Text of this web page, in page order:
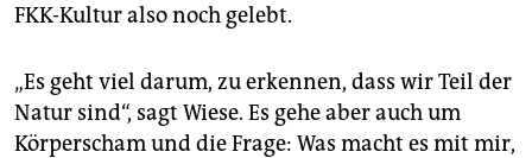
FKK-Kultur also noch gelebt.
„Es geht viel darum, zu erkennen, dass wir Teil der
Natur sind“, sagt Wiese. Es gehe aber auch um
Körperscham und die Frage: Was macht es mit mir,